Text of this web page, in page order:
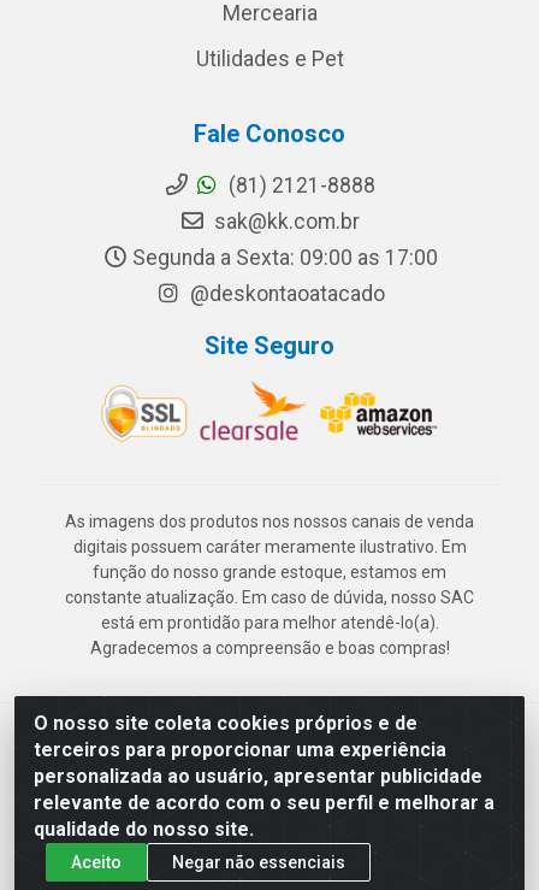
O nosso site coleta cookies próprios e de
terceiros para proporcionar uma experiência
personalizada ao usuário, apresentar publicidade
relevante de acordo com o seu perfil e melhorar a
qualidade do nosso site.
Aceito Negar não essenciais
Mercearia
Utilidades e Pet
Fale Conosco
(81) 2121-8888
sak@kk.com.br
Segunda a Sexta: 09:00 as 17:00
@deskontaoatacado
Site Seguro
As imagens dos produtos nos nossos canais de venda
digitais possuem caráter meramente ilustrativo. Em
função do nosso grande estoque, estamos em
constante atualização. Em caso de dúvida, nosso SAC
está em prontidão para melhor atendê-lo(a).
Agradecemos a compreensão e boas compras!
Deskontão Atacado - Av. Marechal Mascarenhas de Morais, 2471 -
Imbiribeira - Recife/PE - CEP 51.150-001 - CNPJ 24.150.377/0003-
57